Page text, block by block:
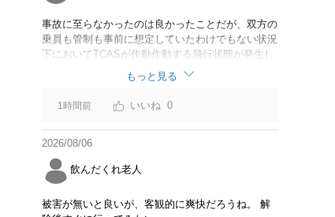
事故に至らなかったのは良かったことだが、双方の
乗員も管制も事前に想定していたわけでもない状況
下においてTCASが作動作動する飛行状態が発生し
たことは事実。CABは身内可愛やでこのままうやむ
やにするつもりだろうか？
もっと見る
1時間前 0
2026/08/06
飲んだくれ老人
被害が無いと良いが、客観的に爽快だろうね。 解